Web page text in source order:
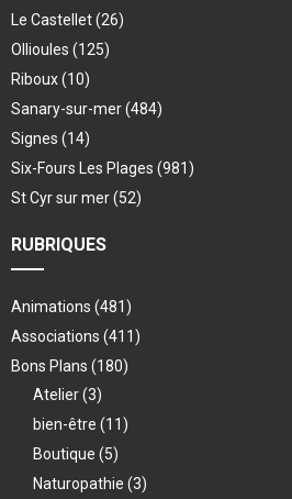
Le Castellet(26)
Ollioules (125)
Riboux(10)
Sanary-sur-mer(484)
Signes (14)
Six-Fours Les Plages (981)
St Cyr sur mer(52)
RUBRIQUES
Animations (481)
Associations (411)
Bons Plans (180)
Atelier(3)
bien-être (11)
Boutique (5)
Naturopathie (3)